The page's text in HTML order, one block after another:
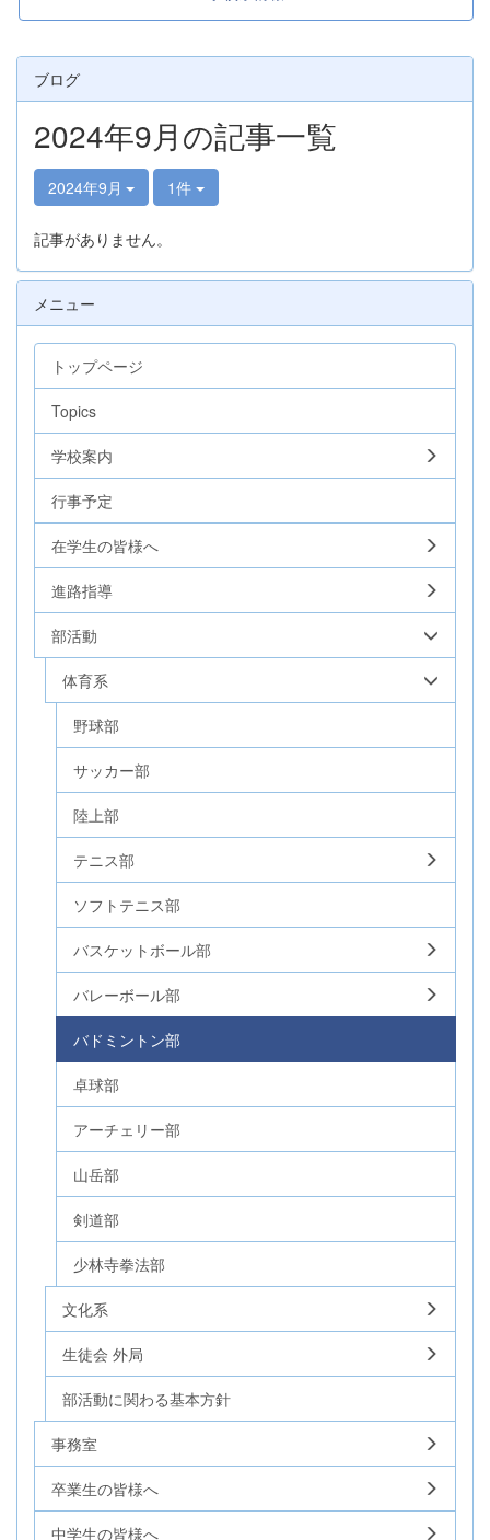
ブログ
2024年9月の記事一覧
2024年9月 1件
記事がありません。
メニュー
トップページ
Topics
学校案内
行事予定
在学生の皆様へ
進路指導
部活動
体育系
野球部
サッカー部
陸上部
テニス部
ソフトテニス部
バスケットボール部
バレーボール部
バドミントン部
卓球部
アーチェリー部
山岳部
剣道部
少林寺拳法部
文化系
生徒会 外局
部活動に関わる基本方針
事務室
卒業生の皆様へ
中学生の皆様へ